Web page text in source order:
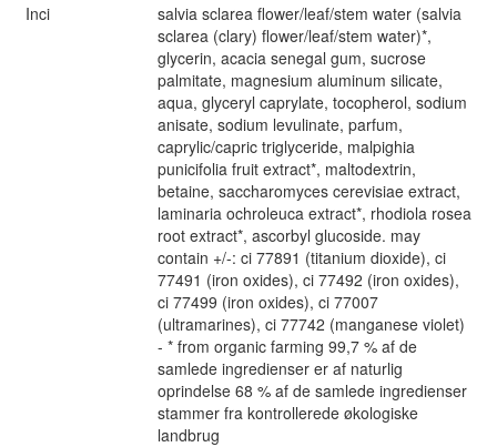
Inci
salvia sclarea flower/leaf/stem water (salvia
sclarea (clary) flower/leaf/stem water)*,
glycerin, acacia senegal gum, sucrose
palmitate, magnesium aluminum silicate,
aqua, glyceryl caprylate, tocopherol, sodium
anisate, sodium levulinate, parfum,
caprylic/capric triglyceride, malpighia
punicifolia fruit extract*, maltodextrin,
betaine, saccharomyces cerevisiae extract,
laminaria ochroleuca extract*, rhodiola rosea
root extract*, ascorbyl glucoside. may
contain +/-: ci 77891 (titanium dioxide), ci
77491 (iron oxides), ci 77492 (iron oxides),
ci 77499 (iron oxides), ci 77007
(ultramarines), ci 77742 (manganese violet)
- * from organic farming 99,7 % af de
samlede ingredienser er af naturlig
oprindelse 68 % af de samlede ingredienser
stammer fra kontrollerede økologiske
landbrug